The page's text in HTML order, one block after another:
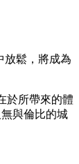
鬆，將成為
於所帶來的體
與倫比的城